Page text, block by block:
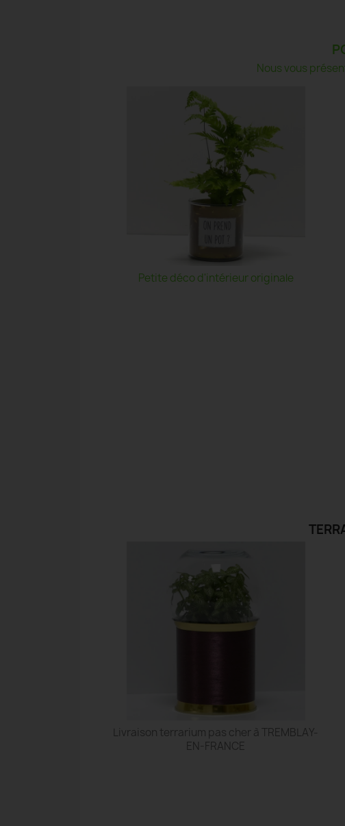
Nous vous
Petite déco d'intérieur originale
Livraison terrarium pas cher à TREMBLAY-
EN-FRANCE